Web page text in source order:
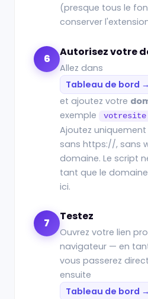
(presque tous le
conserver
6
Autorisez votre
Allez dans
Tableau de bord
et ajoutez votre
exemple
Ajoutez
sans https://, sans
domaine. Le script
tant que le
ici.
7
Testez
Ouvrez votre lien
navigateur — en
vous passerez
ensuite
Tableau de bord